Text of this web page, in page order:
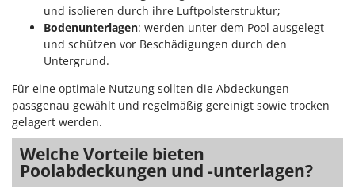
und isolieren durch ihre Luftpolsterstruktur;
Bodenunterlagen: werden unter dem Pool ausgelegt
und schützen vor Beschädigungen durch den
Untergrund.
Für eine optimale Nutzung sollten die Abdeckungen
passgenau gewählt und regelmäßig gereinigt sowie trocken
gelagert werden.
Welche Vorteile bieten
Poolabdeckungen und -unterlagen?